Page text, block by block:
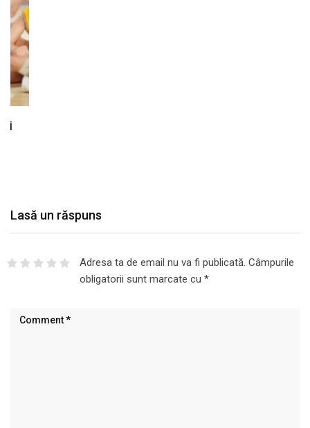
Lasă un răspuns
Adresa ta de email nu va fi publicată. Câmpurile
obligatorii sunt marcate cu *